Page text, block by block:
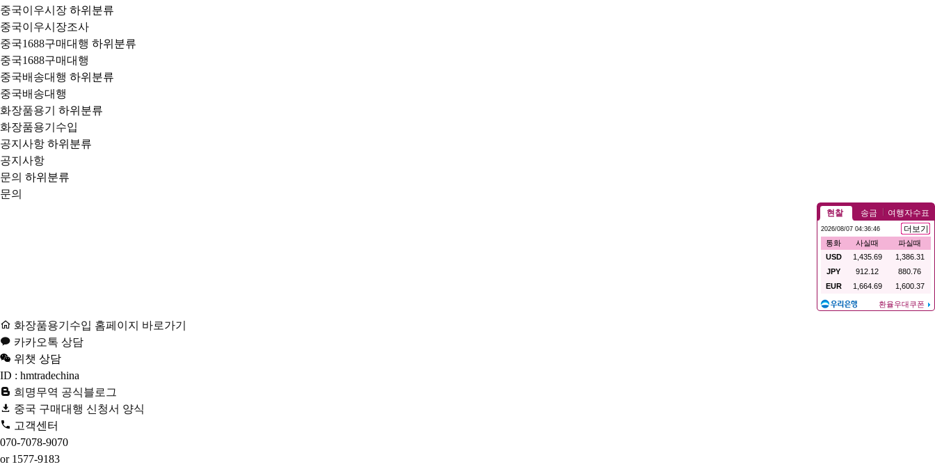
중국이우시장 하위분류
중국이우시장조사
중국1688구매대행 하위분류
중국1688구매대행
중국배송대행 하위분류
중국배송대행
화장품용기
하위분류
화장품용기수입
공지사항 하위분류
공지사항
문의 하위분류
문의
화장품용기수입 홈페이지 바로가기
카카오톡 상담
위챗 상담
ID : hmtradechina
희명무역 공식블로그
중국 구매대행 신청서 양식
고객센터
070-7078-9070
or 1577-9183